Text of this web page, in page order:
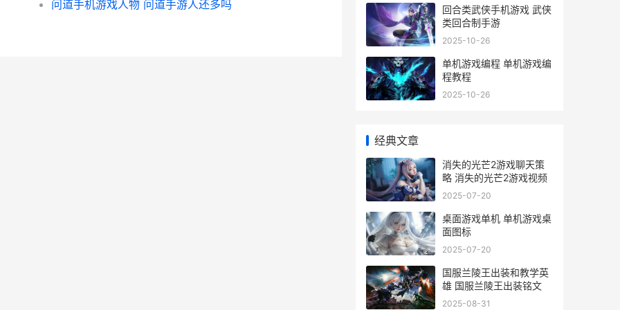
问道手机游戏人物 问道手游人还多吗
回合类武侠手机游戏 武侠
类回合制手游
2025-10-26
单机游戏编程 单机游戏编
程教程
2025-10-26
经典文章
消失的光芒2游戏聊天策
略 消失的光芒2游戏视频
2025-07-20
桌面游戏单机 单机游戏桌
面图标
2025-07-20
国服兰陵王出装和教学英
雄 国服兰陵王出装铭文
2025-08-31